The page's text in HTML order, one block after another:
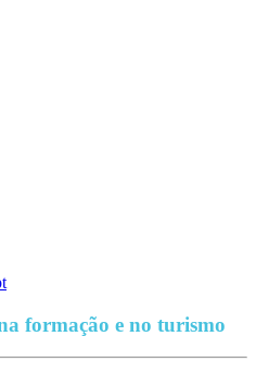
formação e no turismo